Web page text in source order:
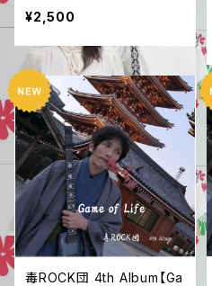
¥2,500
毒ROCK団 4th Album【Ga